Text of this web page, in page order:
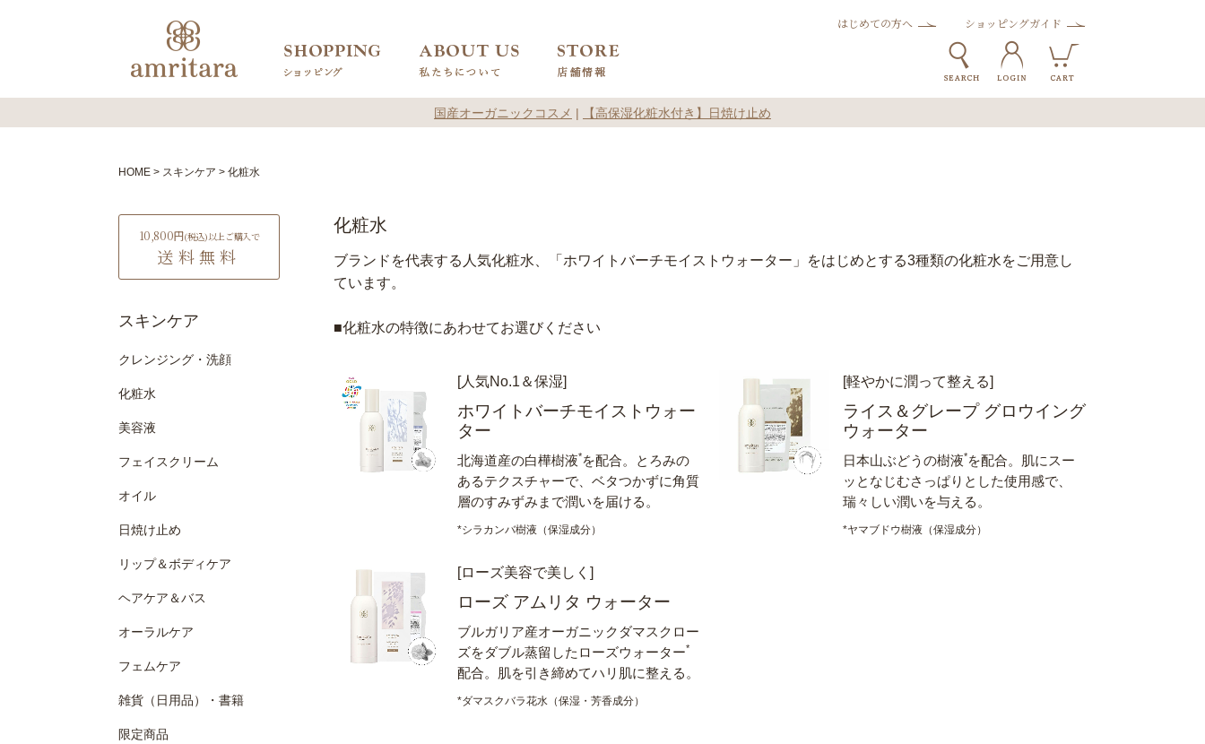
はじめての方へ ショッピングガイド
国産オーガニックコスメ | 【高保湿化粧水付き】日焼け止め
HOME スキンケア 化粧水
10,800円(税込)以上ご購入で
送料無料
スキンケア
クレンジング・洗顔
化粧水
美容液
フェイスクリーム
オイル
日焼け止め
リップ＆ボディケア
ヘアケア＆バス
オーラルケア
フェムケア
雑貨（日用品）・書籍
限定商品
化粧水
ブランドを代表する人気化粧水、「ホワイトバーチモイストウォーター」をはじめとする3種類の化粧水をご用意し
ています。
■化粧水の特徴にあわせてお選びください
[人気No.1＆保湿]
ホワイトバーチモイストウォー
ター
北海道産の白樺樹液*を配合。とろみの
あるテクスチャーで、ベタつかずに角質
層のすみずみまで潤いを届ける。
*シラカンバ樹液（保湿成分）
[軽やかに潤って整える]
ライス＆グレープ グロウイング
ウォーター
日本山ぶどうの樹液*を配合。肌にスー
ッとなじむさっぱりとした使用感で、
瑞々しい潤いを与える。
*ヤマブドウ樹液（保湿成分）
[ローズ美容で美しく]
ローズ アムリタ ウォーター
ブルガリア産オーガニックダマスクロー
ズをダブル蒸留したローズウォーター*
配合。肌を引き締めてハリ肌に整える。
*ダマスクバラ花水（保湿・芳香成分）